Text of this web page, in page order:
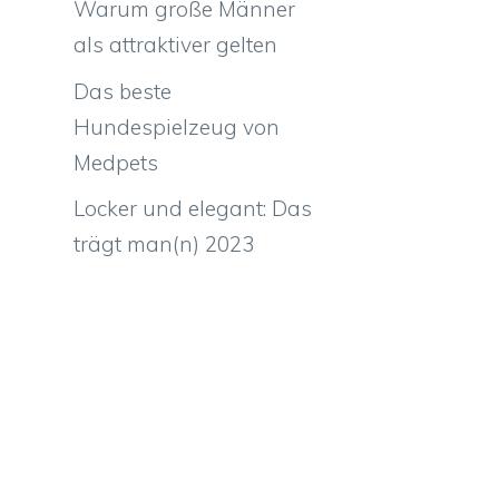
Warum große Männer
als attraktiver gelten
Das beste
Hundespielzeug von
Medpets
Locker und elegant: Das
trägt man(n) 2023